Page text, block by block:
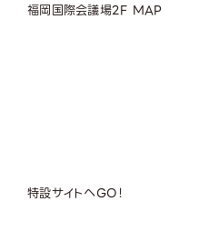
福岡国際会議場2F MAP
特設サイトへGO！